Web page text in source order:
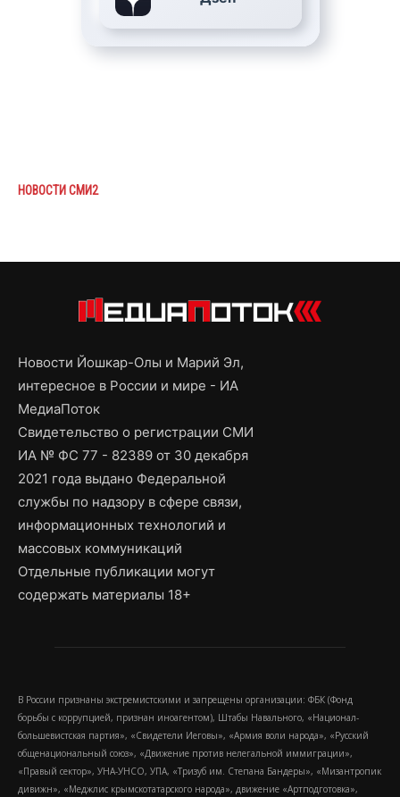
НОВОСТИ СМИ2
Новости Йошкар-Олы и Марий Эл,
интересное в России и мире - ИА
МедиаПоток
Свидетельство о регистрации СМИ
ИА № ФС 77 - 82389 от 30 декабря
2021 года выдано Федеральной
службы по надзору в сфере связи,
информационных технологий и
массовых коммуникаций
Отдельные публикации могут
содержать материалы 18+
В России признаны экстремистскими и запрещены организации: ФБК (Фонд
борьбы с коррупцией, признан иноагентом), Штабы Навального, «Национал-
большевистская партия», «Свидетели Иеговы», «Армия воли народа», «Русский
общенациональный союз», «Движение против нелегальной иммиграции»,
«Правый сектор», УНА-УНСО, УПА, «Тризуб им. Степана Бандеры», «Мизантропик
дивижн», «Меджлис крымскотатарского народа», движение «Артподготовка»,